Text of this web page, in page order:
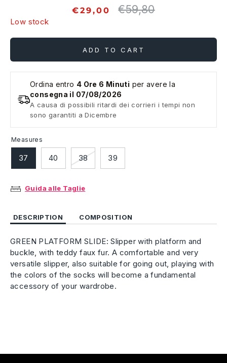
€29,00
Regular
€59,80
Low stock
ADD TO CART
Ordina entro 4 Ore 6 Minuti per avere la
consegna il 07/08/2026
A causa di possibili ritardi dei corrieri i tempi non
sono garantiti a Dicembre
Measures
37 40 38 39
Guida alle Taglie
DESCRIPTION COMPOSITION
GREEN PLATFORM SLIDE: Slipper with platform and
buckle, with teddy faux fur. A comfortable and very
versatile slipper, also suitable for going out, playing with
the colors of the socks will become a fundamental
accessory of your wardrobe.